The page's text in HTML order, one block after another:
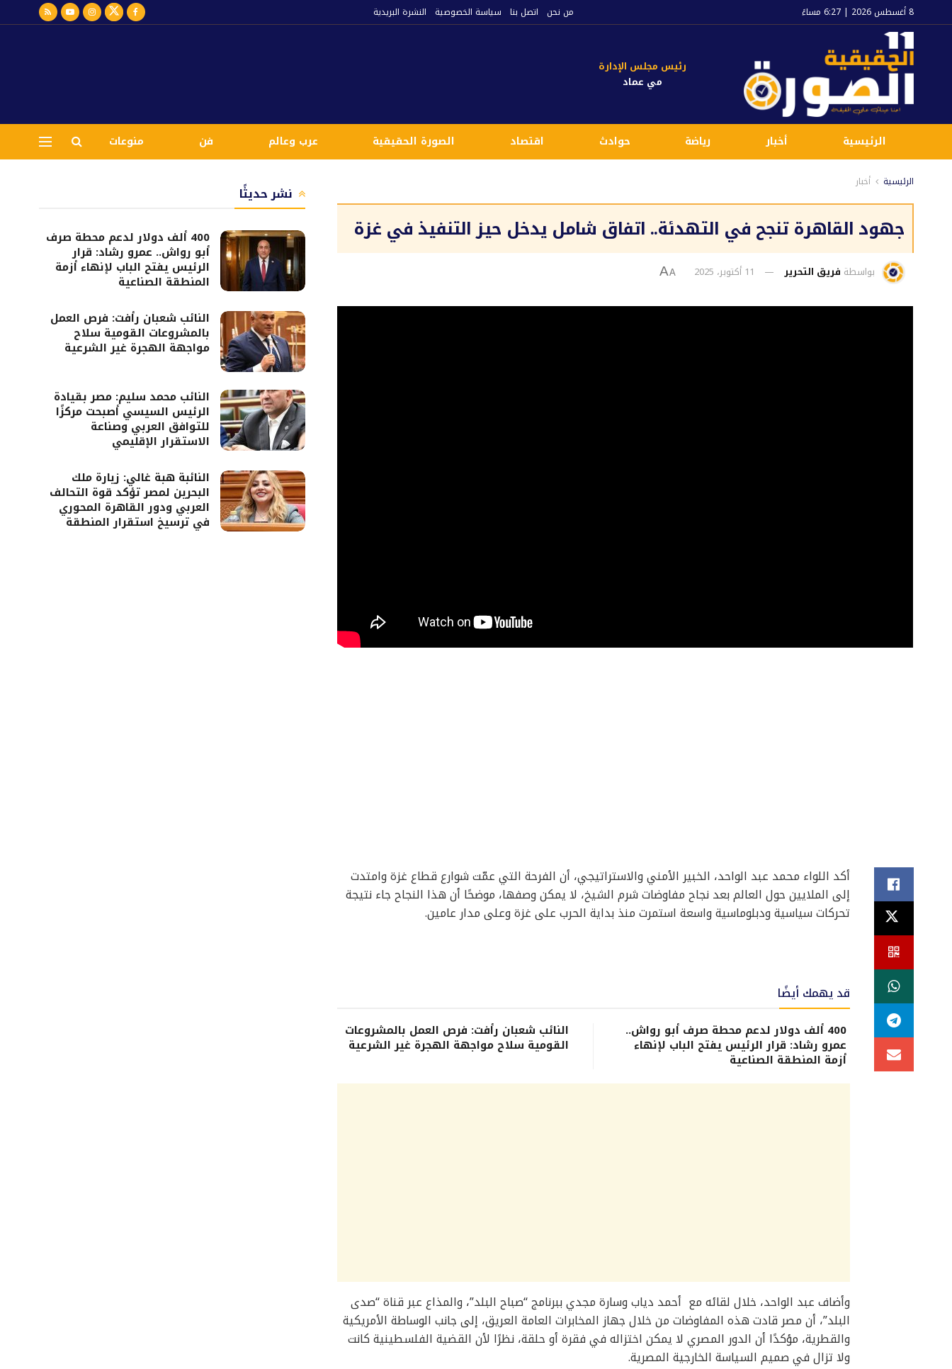
8 أغسطس 2026 | 6:27 مساءً من نحن اتصل بنا سياسة الخصوصية النشرة البريدية
رئيس مجلس الإدارة
مي عماد
الرئيسية أخبار رياضة حوادث اقتصاد الصورة الحقيقية عرب وعالم فن منوعات
الرئيسية أخبار
جهود القاهرة تنجح في التهدئة.. اتفاق شامل يدخل حيز التنفيذ في غزة
بواسطة فريق التحرير 11 أكتوبر، 2025 A
A
أكد اللواء محمد عبد الواحد، الخبير الأمني والاستراتيجي، أن الفرحة التي عمّت شوارع قطاع غزة وامتدت
إلى الملايين حول العالم بعد نجاح مفاوضات شرم الشيخ، لا يمكن وصفها، موضحًا أن هذا النجاح جاء نتيجة
تحركات سياسية ودبلوماسية واسعة استمرت منذ بداية الحرب على غزة وعلى مدار عامين.
قد يهمك أيضًا
400 ألف دولار لدعم محطة صرف أبو رواش..
عمرو رشاد: قرار الرئيس يفتح الباب لإنهاء
أزمة المنطقة الصناعية
النائب شعبان رأفت: فرص العمل بالمشروعات
القومية سلاح مواجهة الهجرة غير الشرعية
وأضاف عبد الواحد، خلال لقائه مع أحمد دياب وسارة مجدي ببرنامج “صباح البلد”، والمذاع عبر قناة “صدى
البلد”، أن مصر قادت هذه المفاوضات من خلال جهاز المخابرات العامة العريق، إلى جانب الوساطة الأمريكية
والقطرية، مؤكدًا أن الدور المصري لا يمكن اختزاله في فقرة أو حلقة، نظرًا لأن القضية الفلسطينية كانت
ولا تزال في صميم السياسة الخارجية المصرية.
نشر حديثًا
400 ألف دولار لدعم محطة صرف
أبو رواش.. عمرو رشاد: قرار
الرئيس يفتح الباب لإنهاء أزمة
المنطقة الصناعية
النائب شعبان رأفت: فرص العمل
بالمشروعات القومية سلاح
مواجهة الهجرة غير الشرعية
النائب محمد سليم: مصر بقيادة
الرئيس السيسي أصبحت مركزًا
للتوافق العربي وصناعة
الاستقرار الإقليمي
النائبة هبة غالي: زيارة ملك
البحرين لمصر تؤكد قوة التحالف
العربي ودور القاهرة المحوري
في ترسيخ استقرار المنطقة